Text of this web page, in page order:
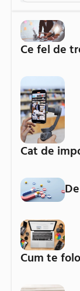
Ce fel de
Cat de
Cum te